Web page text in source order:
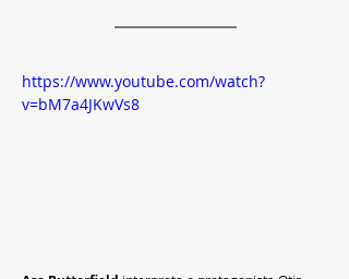
https://www.youtube.com/watch?
v=bM7a4JKwVs8